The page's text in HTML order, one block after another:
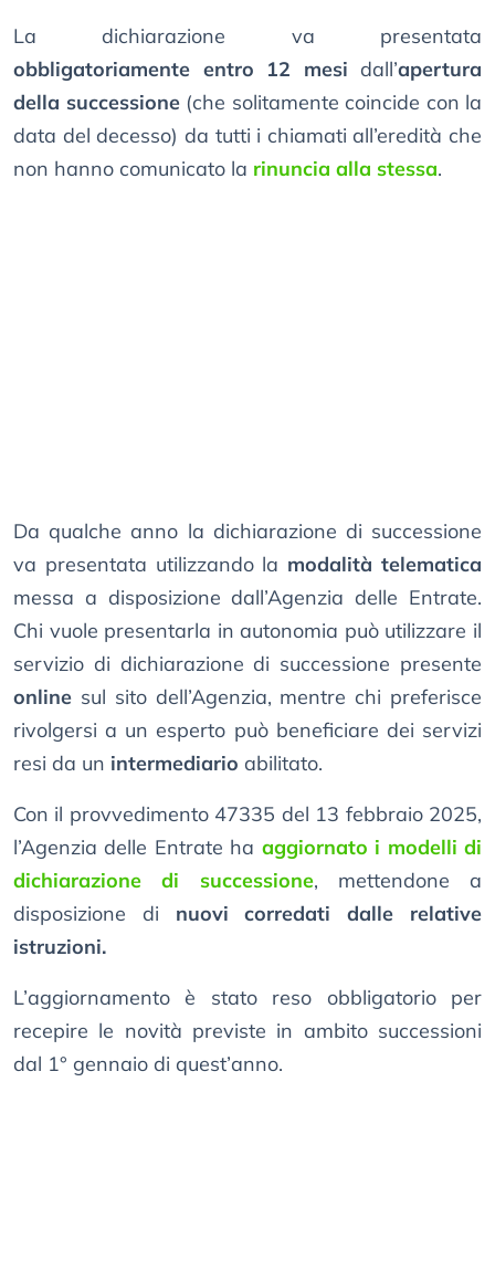
La dichiarazione va presentata
obbligatoriamente entro 12 mesi dall’apertura
della successione(che solitamente coincide con la
data del decesso) da tutti i chiamati all’eredità che
non hanno comunicato la rinuncia alla stessa.
Da qualche anno la dichiarazione di successione
va presentata utilizzando la modalità telematica
messa a disposizione dall’Agenzia delle Entrate.
Chi vuole presentarla in autonomia può utilizzare il
servizio di dichiarazione di successione presente
online sul sito dell’Agenzia, mentre chi preferisce
rivolgersi a un esperto può beneficiare dei servizi
resi da un intermediario abilitato.
Con il provvedimento 47335 del 13 febbraio 2025,
l’Agenzia delle Entrate ha aggiornato i modelli di
dichiarazione di successione, mettendone a
disposizione di nuovi corredati dalle relative
istruzioni.
L’aggiornamento è stato reso obbligatorio per
recepire le novità previste in ambito successioni
dal 1° gennaio di quest’anno.